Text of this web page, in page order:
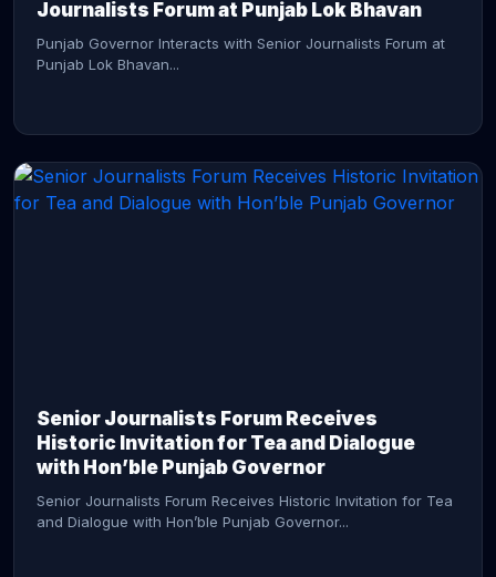
Journalists Forum at Punjab Lok Bhavan
Punjab Governor Interacts with Senior Journalists Forum at
Punjab Lok Bhavan...
Senior Journalists Forum Receives
Historic Invitation for Tea and Dialogue
with Hon’ble Punjab Governor
Senior Journalists Forum Receives Historic Invitation for Tea
and Dialogue with Hon’ble Punjab Governor...